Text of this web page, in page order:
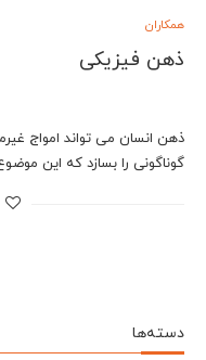
همکاران
ذهن فیزیکی
ذهن انسان می تواند امواج
گوناگونی را بسازد که این
دسته‌ها